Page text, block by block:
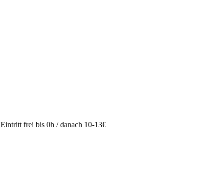
Eintritt frei bis 0h / danach 10-13€